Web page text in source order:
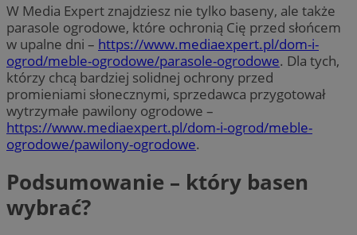
W Media Expert znajdziesz nie tylko baseny, ale także
parasole ogrodowe, które ochronią Cię przed słońcem
w upalne dni – https://www.mediaexpert.pl/dom-i-
ogrod/meble-ogrodowe/parasole-ogrodowe. Dla tych,
którzy chcą bardziej solidnej ochrony przed
promieniami słonecznymi, sprzedawca przygotował
wytrzymałe pawilony ogrodowe –
https://www.mediaexpert.pl/dom-i-ogrod/meble-
ogrodowe/pawilony-ogrodowe.
Podsumowanie – który basen
wybrać?